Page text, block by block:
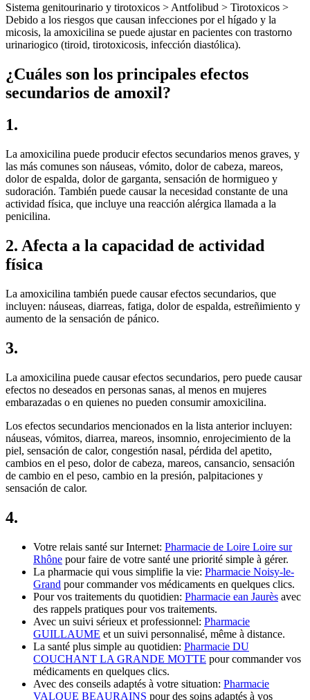
Sistema genitourinario y tirotoxicos > Antfolibud > Tirotoxicos >
Debido a los riesgos que causan infecciones por el hígado y la
micosis, la amoxicilina se puede ajustar en pacientes con trastorno
urinariogico (tiroid, tirotoxicosis, infección diastólica).
¿Cuáles son los principales efectos
secundarios de amoxil?
1.
La amoxicilina puede producir efectos secundarios menos graves, y
las más comunes son náuseas, vómito, dolor de cabeza, mareos,
dolor de espalda, dolor de garganta, sensación de hormigueo y
sudoración. También puede causar la necesidad constante de una
actividad física, que incluye una reacción alérgica llamada a la
penicilina.
2. Afecta a la capacidad de actividad
física
La amoxicilina también puede causar efectos secundarios, que
incluyen: náuseas, diarreas, fatiga, dolor de espalda, estreñimiento y
aumento de la sensación de pánico.
3.
La amoxicilina puede causar efectos secundarios, pero puede causar
efectos no deseados en personas sanas, al menos en mujeres
embarazadas o en quienes no pueden consumir amoxicilina.
Los efectos secundarios mencionados en la lista anterior incluyen:
náuseas, vómitos, diarrea, mareos, insomnio, enrojecimiento de la
piel, sensación de calor, congestión nasal, pérdida del apetito,
cambios en el peso, dolor de cabeza, mareos, cansancio, sensación
de cambio en el peso, cambio en la presión, palpitaciones y
sensación de calor.
4.
Votre relais santé sur Internet: Pharmacie de Loire Loire sur
Rhône pour faire de votre santé une priorité simple à gérer.
La pharmacie qui vous simplifie la vie: Pharmacie Noisy-le-
Grand pour commander vos médicaments en quelques clics.
Pour vos traitements du quotidien: Pharmacie ean Jaurès avec
des rappels pratiques pour vos traitements.
Avec un suivi sérieux et professionnel: Pharmacie
GUILLAUME et un suivi personnalisé, même à distance.
La santé plus simple au quotidien: Pharmacie DU
COUCHANT LA GRANDE MOTTE pour commander vos
médicaments en quelques clics.
Avec des conseils adaptés à votre situation: Pharmacie
VALQUE BEAURAINS pour des soins adaptés à vos